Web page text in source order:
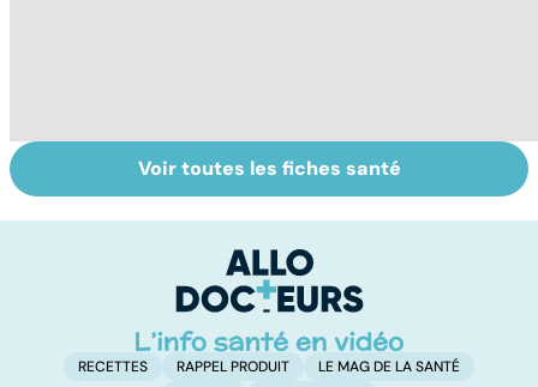
Troubles anxieux,
une anxiété
Un rhume, ça se
soigne ?
Voir toutes les fiches santé
RECETTES RAPPEL PRODUIT
LE MAG DE LA SANTÉ